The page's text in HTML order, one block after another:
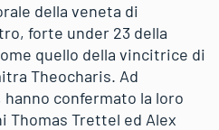
della veneta di
forte under 23 della
quello della vincitrice di
Theocharis. Ad
confermato la loro
Thomas Trettel ed Alex